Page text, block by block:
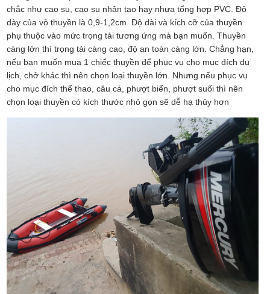
chắc như cao su, cao su nhân tạo hay nhựa tổng hợp PVC. Độ
dày của vỏ thuyền là 0,9-1,2cm. Độ dài và kích cỡ của thuyền
phụ thuộc vào mức trọng tải tương ứng mà bạn muốn. Thuyền
càng lớn thì trọng tải càng cao, độ an toàn càng lớn. Chẳng hạn,
nếu bạn muốn mua 1 chiếc thuyền để phục vụ cho mục đích du
lịch, chở khác thì nên chọn loại thuyền lớn. Nhưng nếu phục vụ
cho mục đích thể thao, câu cá, phượt biển, phượt suối thì nên
chọn loại thuyền có kích thước nhỏ gọn sẽ dễ hạ thủy hơn